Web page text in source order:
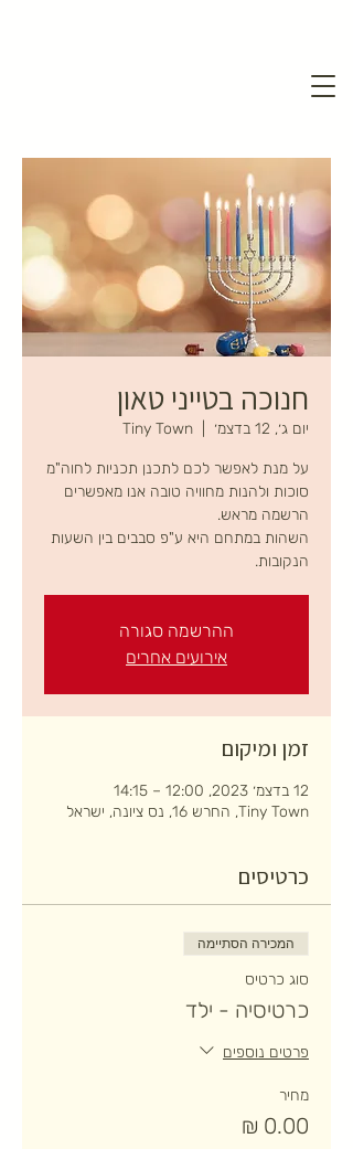
חנוכה בטייני טאון
יום ג׳, 12 בדצמ׳ Tiny Town
על מנת לאפשר לכם לתכנן תכניות לחוה"מ
סוכות ולהנות מחוויה טובה אנו מאפשרים
השהות במתחם היא ע"פ סבבים בין השעות
הנקובות.
ההרשמה סגורה
אירועים אחרים
זמן ומיקום
12 בדצמ׳ 2023, 12:00 – 14:15
Tiny Town, החרש 16, נס ציונה, ישראל
כרטיסים
המכירה הסתיימה
סוג כרטיס
כרטיסיה - ילד
פרטים נוספים
מחיר